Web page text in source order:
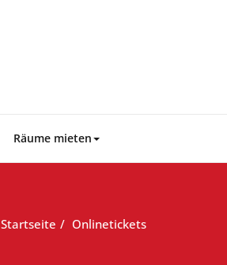
Räume mieten
Startseite Onlinetickets